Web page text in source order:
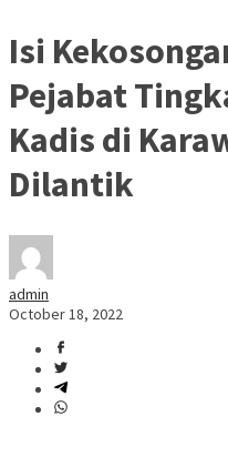
Isi
Pejabat
Kadis di
Dilantik
admin
October 18, 2022